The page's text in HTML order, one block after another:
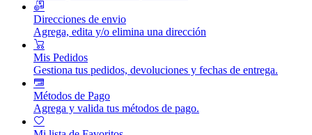
Direcciones de envio
Agrega, edita y/o elimina una dirección
Mis Pedidos
Gestiona tus pedidos, devoluciones y fechas de entrega.
Métodos de Pago
Agrega y valida tus métodos de pago.